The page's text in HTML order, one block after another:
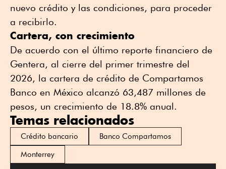
nuevo crédito y las condiciones, para proceder
a recibirlo.
Cartera, con crecimiento
De acuerdo con el último reporte financiero de
Gentera, al cierre del primer trimestre del
2026, la cartera de crédito de Compartamos
Banco en México alcanzó 63,487 millones de
pesos, un crecimiento de 18.8% anual.
Temas relacionados
Crédito bancario
Banco Compartamos
Monterrey